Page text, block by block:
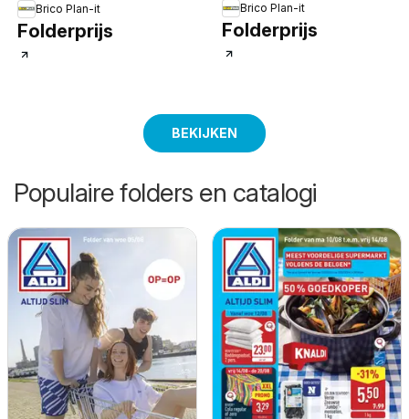
Brico Plan-it
Folderprijs
Brico Plan-it
Folderprijs
BEKIJKEN
Populaire folders en catalogi